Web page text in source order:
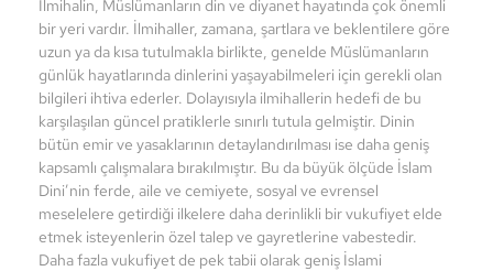
İlmihalin, Müslümanların din ve diyanet hayatında çok önemli
bir yeri vardır. İlmihaller, zamana, şartlara ve beklentilere göre
uzun ya da kısa tutulmakla birlikte, genelde Müslümanların
günlük hayatlarında dinlerini yaşayabilmeleri için gerekli olan
bilgileri ihtiva ederler. Dolayısıyla ilmihallerin hedefi de bu
karşılaşılan güncel pratiklerle sınırlı tutula gelmiştir. Dinin
bütün emir ve yasaklarının detaylandırılması ise daha geniş
kapsamlı çalışmalara bırakılmıştır. Bu da büyük ölçüde İslam
Dini’nin ferde, aile ve cemiyete, sosyal ve evrensel
meselelere getirdiği ilkelere daha derinlikli bir vukufiyet elde
etmek isteyenlerin özel talep ve gayretlerine vabestedir.
Daha fazla vukufiyet de pek tabii olarak geniş İslami